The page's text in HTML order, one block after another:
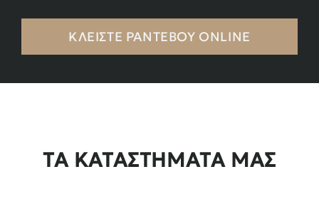
ΚΛΕΙΣΤΕ ΡΑΝΤΕΒΟΥ ONLINE
ΤΑ ΚΑΤΑΣΤΉΜΑΤΆ ΜΑΣ